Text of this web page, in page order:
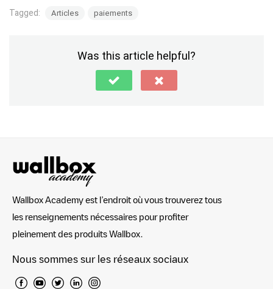
Tagged: Articles paiements
Was this article helpful?
Wallbox Academy est l’endroit où vous trouverez tous
les renseignements nécessaires pour profiter
pleinement des produits Wallbox.
Nous sommes sur les réseaux sociaux